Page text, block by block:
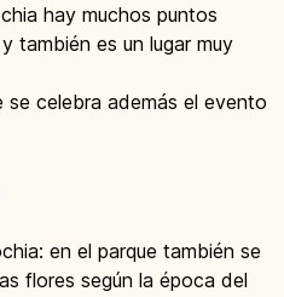
hay muchos puntos
también es un lugar muy
se celebra además el evento
en el parque también se
flores según la época del